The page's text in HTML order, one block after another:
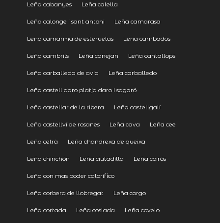
Leña cabanyes Leña calella
Leña calonge i sant antoni Leña camarasa
Leña camarma de esteruelas Leña cambados
Leña cambrils Leña canejan Leña cantallops
Leña carballeda de avia Leña carballedo
Leña castell daro platja daro i sagaró
Leña castellar de la ribera Leña castellgalí
Leña castellví de rosanes Leña cava Leña cee
Leña celrà Leña chandrexa de queixa
Leña chinchón Leña ciutadilla Leña coirós
Leña con mas poder calorifico
Leña corbera de llobregat Leña corgo
Leña cortada Leña coslada Leña covelo